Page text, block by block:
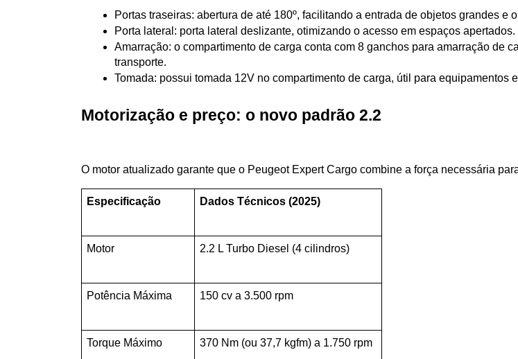
Portas traseiras: abertura de até 180º, facilitando a entrada de objetos grandes e
Porta lateral: porta lateral deslizante, otimizando o acesso em espaços apertados.
Amarração: o compartimento de carga conta com 8 ganchos para amarração de
transporte.
Tomada: possui tomada 12V no compartimento de carga, útil para equipamentos
Motorização e preço: o novo padrão 2.2
O motor atualizado garante que o Peugeot Expert Cargo combine a força necessária
Especificação Dados Técnicos (2025)
Motor 2.2 L Turbo Diesel (4 cilindros)
Potência Máxima 150 cv a 3.500 rpm
Torque Máximo 370 Nm (ou 37,7 kgfm) a 1.750 rpm